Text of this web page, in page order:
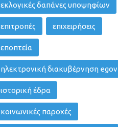
εκλογικές δαπάνες υποψηφίων
επιτροπές επιχειρήσεις
εποπτεία
ηλεκτρονική διακυβέρνηση egov
ιστορική έδρα
κοινωνικές παροχές